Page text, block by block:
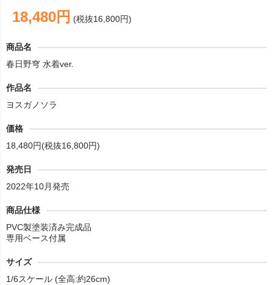
18,480円 (税抜16,800円)
商品名
春日野穹 水着ver.
作品名
ヨスガノソラ
価格
18,480円(税抜16,800円)
発売日
2022年10月発売
商品仕様
PVC製塗装済み完成品
専用ベース付属
サイズ
1/6スケール (全高:約26cm)